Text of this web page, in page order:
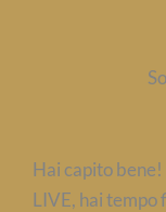
Hai capito bene!
LIVE, hai tempo